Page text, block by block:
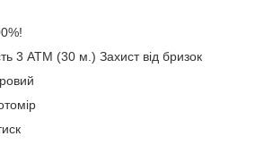
3 АТМ (30 м.) Захист від бризок